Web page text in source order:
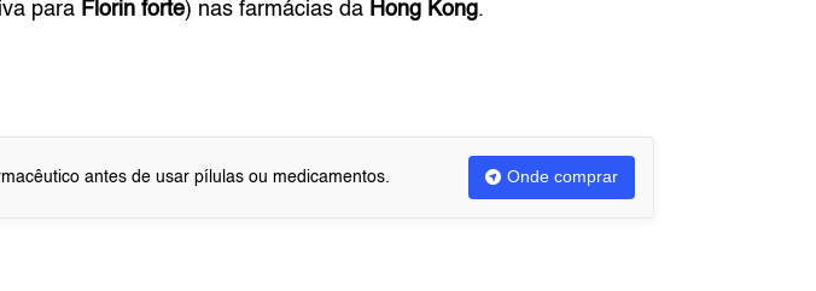
para Florin forte) nas farmácias da Hong Kong.
antes de usar pílulas ou medicamentos. Onde comprar